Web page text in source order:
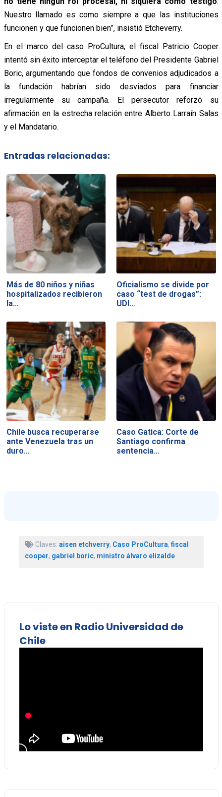
Nuestro llamado es como siempre a que las instituciones
funcionen y que funcionen bien”, insistió Etcheverry.
En el marco del caso ProCultura, el fiscal Patricio Cooper
intentó sin éxito interceptar el teléfono del Presidente Gabriel
Boric, argumentando que fondos de convenios adjudicados a
la fundación habrían sido desviados para financiar
irregularmente su campaña. El persecutor reforzó su
afirmación en la estrecha relación entre Alberto Larraín Salas
y el Mandatario.
Entradas relacionadas:
Más de 80 niños y niñas
hospitalizados recibieron
la…
Oficialismo se divide por
caso “test de drogas”:
UDI…
Chile busca recuperarse
ante Venezuela tras un
duro…
Caso Gatica: Corte de
Santiago confirma
sentencia…
Claves: aisen etchverry, Caso ProCultura, fiscal
cooper, gabriel boric, ministro álvaro elizalde
Lo viste en Radio Universidad de
Chile